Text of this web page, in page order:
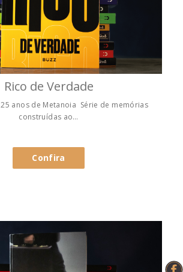
Rico de Verdade
25 anos de Metanoia Série de memórias
construídas ao…
Confira